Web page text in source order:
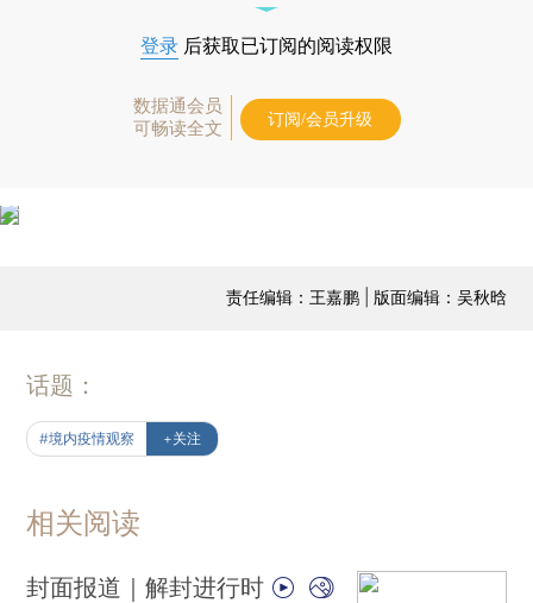
登录 后获取已订阅的阅读权限
数据通会员
可畅读全文
订阅/会员升级
责任编辑：王嘉鹏 | 版面编辑：吴秋晗
话题：
#境内疫情观察 +关注
相关阅读
封面报道｜解封进行时